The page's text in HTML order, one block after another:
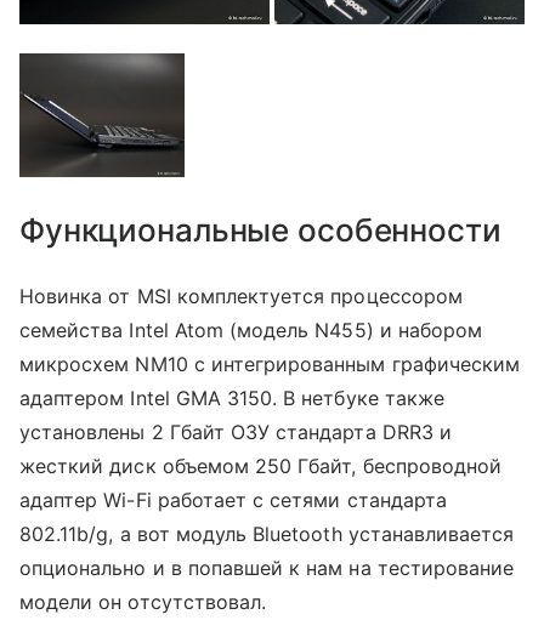
Функциональные особенности
Новинка от MSI комплектуется процессором
семейства Intel Atom (модель N455) и набором
микросхем NM10 с интегрированным графическим
адаптером Intel GMA 3150. В нетбуке также
установлены 2 Гбайт ОЗУ стандарта DRR3 и
жесткий диск объемом 250 Гбайт, беспроводной
адаптер Wi-Fi работает с сетями стандарта
802.11b/g, а вот модуль Bluetooth устанавливается
опционально и в попавшей к нам на тестирование
модели он отсутствовал.